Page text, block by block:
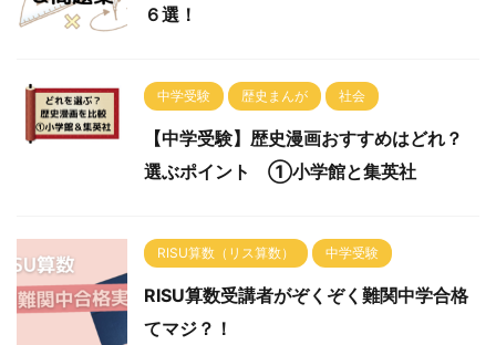
６選！
中学受験 歴史まんが 社会
【中学受験】歴史漫画おすすめはどれ？
選ぶポイント ①小学館と集英社
RISU算数（リス算数） 中学受験
RISU算数受講者がぞくぞく難関中学合格
てマジ？！